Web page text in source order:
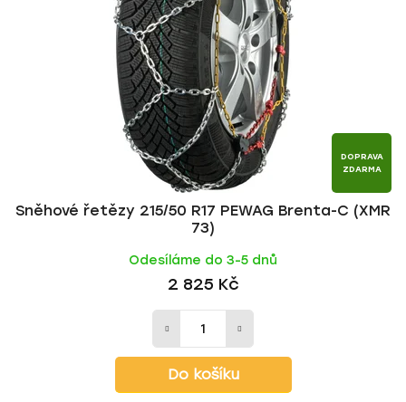
DOPRAVA
ZDARMA
Sněhové řetězy 215/50 R17 PEWAG Brenta-C (XMR
73)
Odesíláme do 3-5 dnů
2 825 Kč
Do košíku